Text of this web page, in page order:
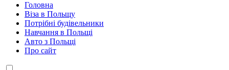
Головна
Віза в Польщу
Потрібні будівельники
Навчання в Польщі
Авто з Польщі
Про сайт